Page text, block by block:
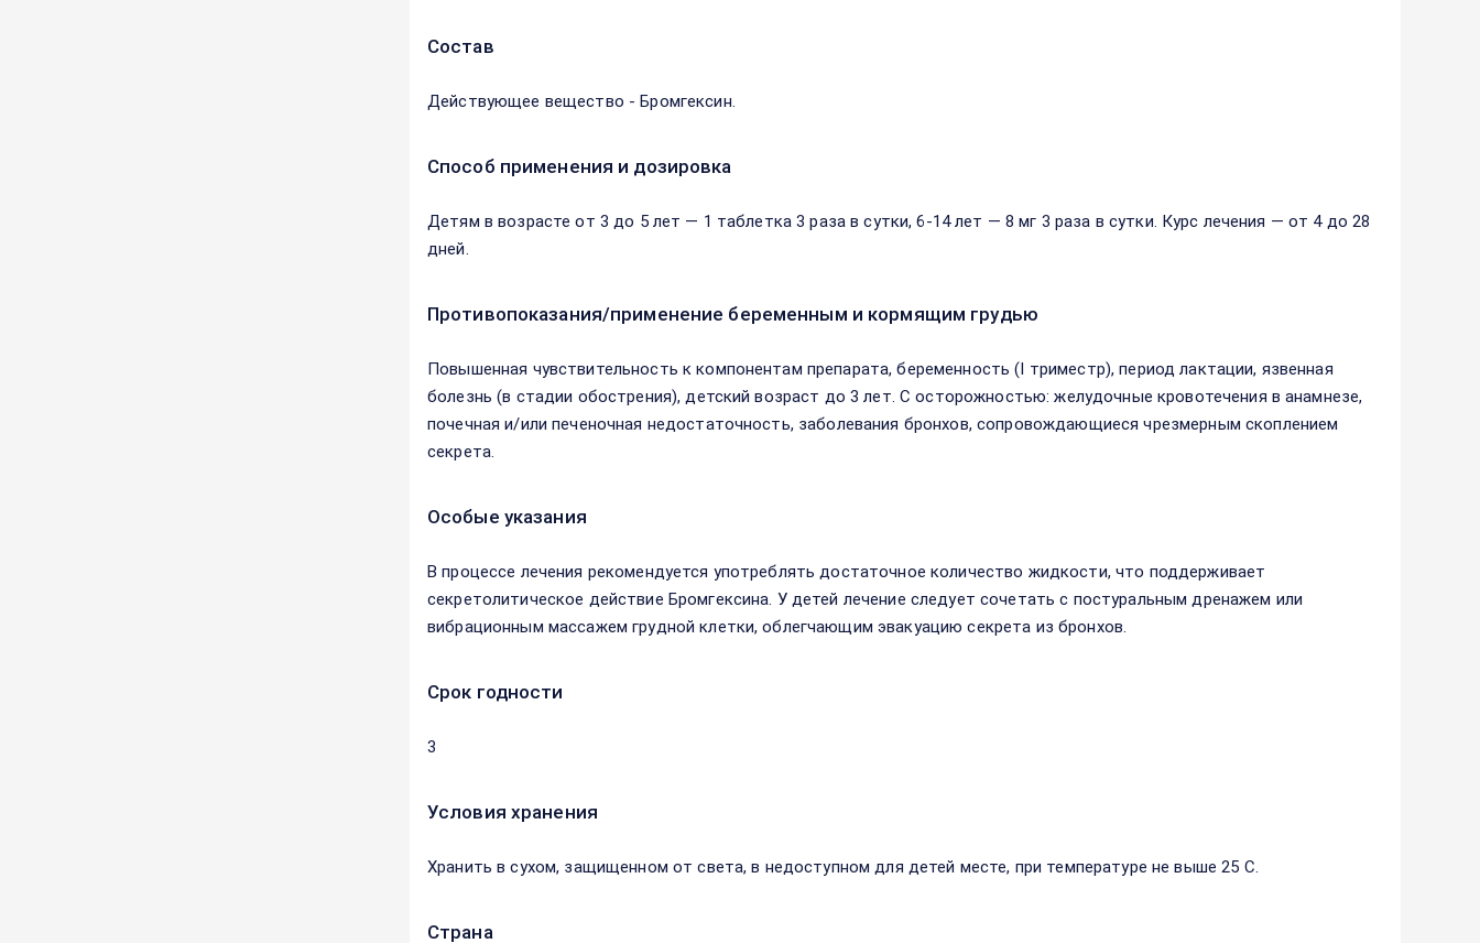
Состав
Действующее вещество - Бромгексин.
Способ применения и дозировка
Детям в возрасте от 3 до 5 лет — 1 таблетка 3 раза в сутки, 6-14 лет — 8 мг 3 раза в сутки. Курс лечения — от 4 до 28
дней.
Противопоказания/применение беременным и кормящим грудью
Повышенная чувствительность к компонентам препарата, беременность (I триместр), период лактации, язвенная
болезнь (в стадии обострения), детский возраст до 3 лет. С осторожностью: желудочные кровотечения в анамнезе,
почечная и/или печеночная недостаточность, заболевания бронхов, сопровождающиеся чрезмерным скоплением
секрета.
Особые указания
В процессе лечения рекомендуется употреблять достаточное количество жидкости, что поддерживает
секретолитическое действие Бромгексина. У детей лечение следует сочетать с постуральным дренажем или
вибрационным массажем грудной клетки, облегчающим эвакуацию секрета из бронхов.
Срок годности
3
Условия хранения
Хранить в сухом, защищенном от света, в недоступном для детей месте, при температуре не выше 25 С.
Страна